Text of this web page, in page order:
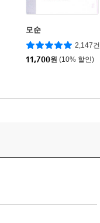
모순
2,147건
11,700원 (10% 할인)